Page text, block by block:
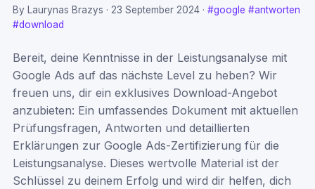
By Laurynas Brazys ·23 September 2024 ·#google #antworten
#download
Bereit, deine Kenntnisse in der Leistungsanalyse mit
Google Ads auf das nächste Level zu heben? Wir
freuen uns, dir ein exklusives Download-Angebot
anzubieten: Ein umfassendes Dokument mit aktuellen
Prüfungsfragen, Antworten und detaillierten
Erklärungen zur Google Ads-Zertifizierung für die
Leistungsanalyse. Dieses wertvolle Material ist der
Schlüssel zu deinem Erfolg und wird dir helfen, dich